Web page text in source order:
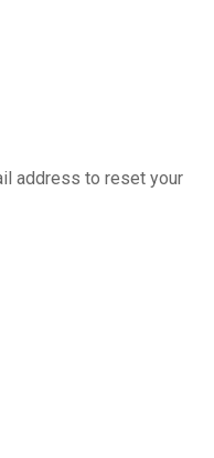
address to reset your